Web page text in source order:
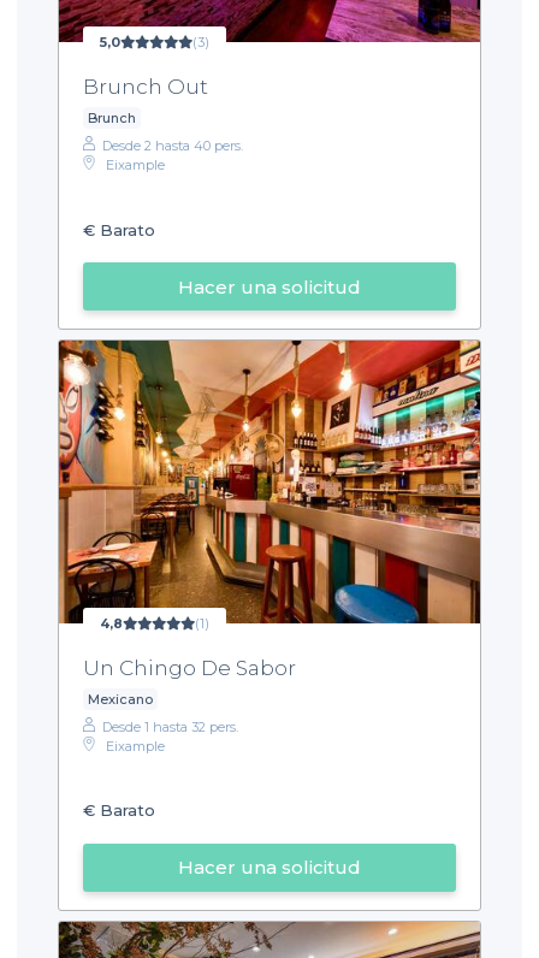
5,0 (3)
Brunch Out
Brunch
Desde 2 hasta 40 pers.
Eixample
€ Barato
Hacer una solicitud
4,8 (1)
Un Chingo De Sabor
Mexicano
Desde 1 hasta 32 pers.
Eixample
€ Barato
Hacer una solicitud